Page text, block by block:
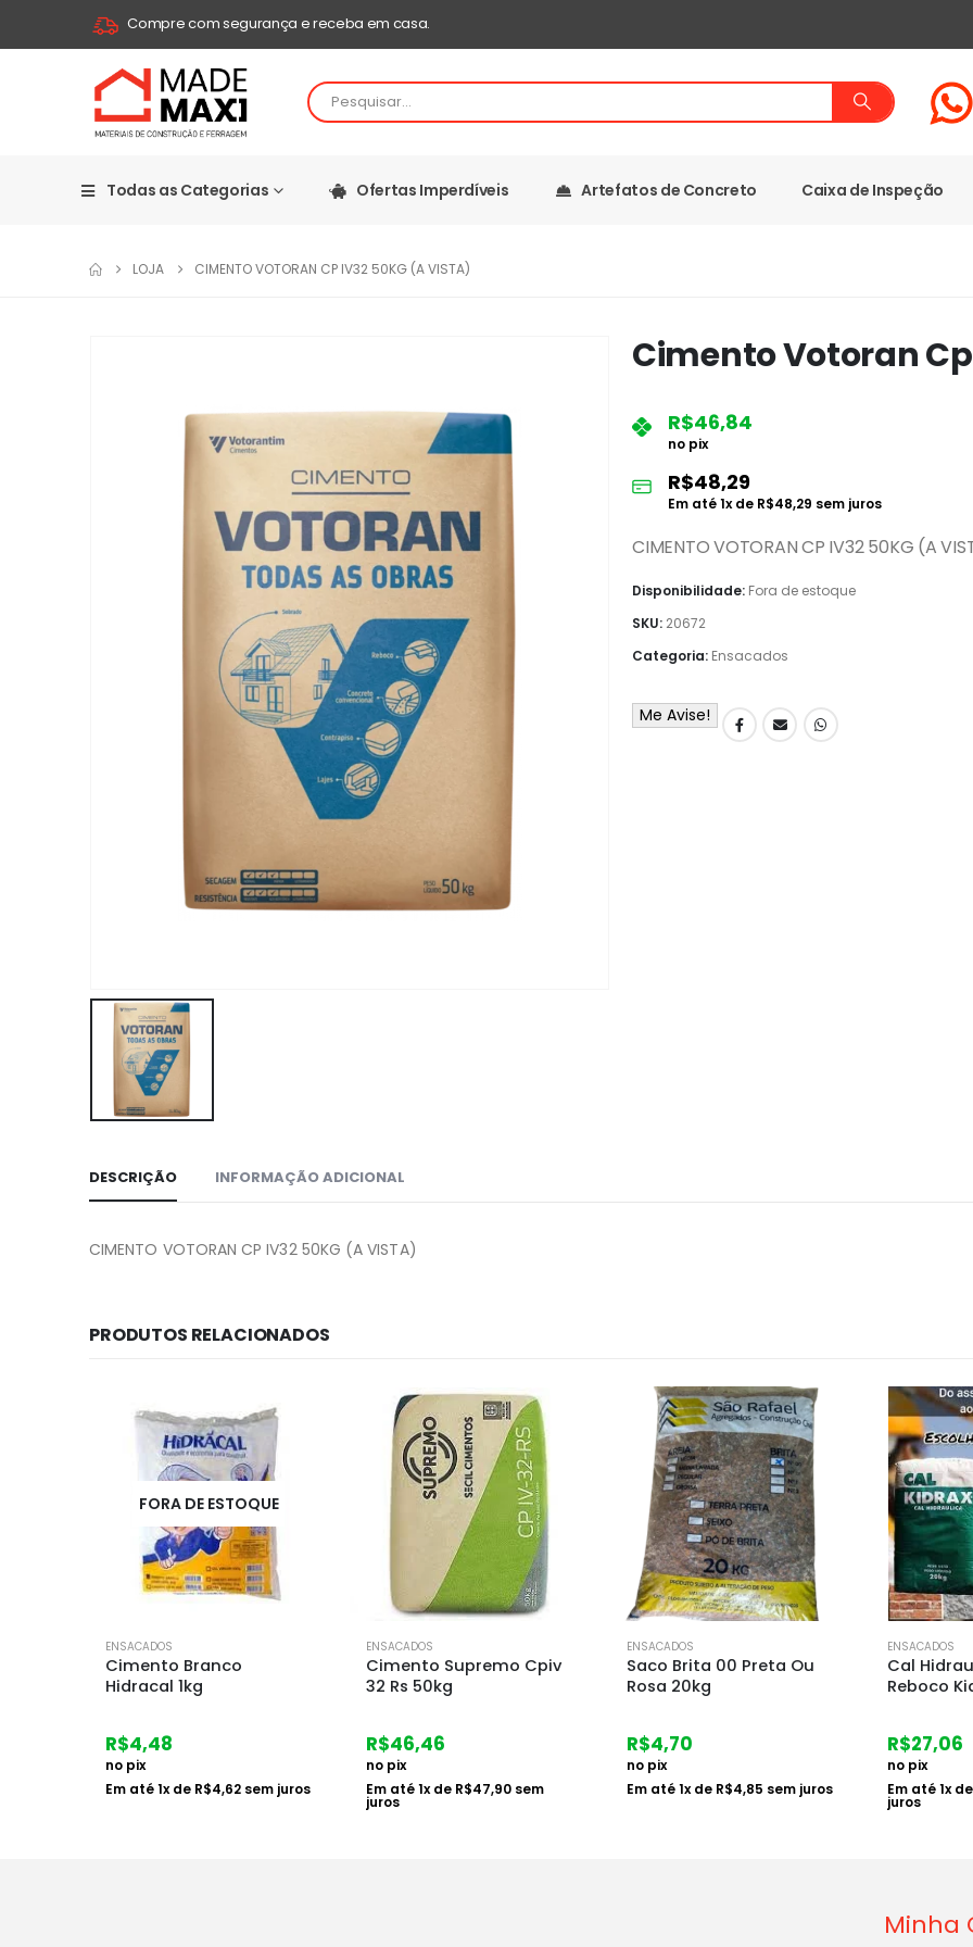
Compre com segurança e receba em casa.
Todas as Categorias Ofertas Imperdíveis Artefatos de Concreto Caixa de Inspeção
LOJA CIMENTO VOTORAN CP IV32 50KG (A VISTA)
Cimento Votoran
R$46,84
no pix
R$48,29
Em até1x de R$48,29 sem juros
CIMENTO VOTORAN CP IV32 50KG (A
Disponibilidade: Fora de estoque
SKU: 20672
Categoria: Ensacados
Me Avise!
DESCRIÇÃO INFORMAÇÃO ADICIONAL
CIMENTO VOTORAN CP IV32 50KG (A VISTA)
PRODUTOS RELACIONADOS
ENSACADOS
Cimento Supremo Cpiv
32 Rs 50kg
R$46,46
no pix
Em até1x de R$47,90sem
ENSACADOS
Saco Brita 00 Preta Ou
Rosa 20kg
R$4,70
no pix
Em até1x de R$4,85sem juros
ENSACADOS
Cal Hidraulica para
Reboco Kidrax 20kg
R$27,06
no pix
Em até1x de R$27,90sem
ENSACADOS
Gesso
Hidracal
R$5,34
no pix
Em até1x
Minha